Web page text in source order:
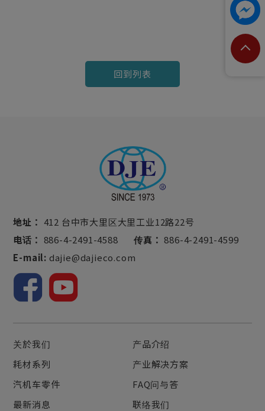
回到列表
地址： 412 台中市大里区大里工业12路22号
电话： 886-4-2491-4588 传真： 886-4-2491-4599
E-mail: dajie@dajieco.com
关於我们
产品介绍
耗材系列
产业解决方案
汽机车零件
FAQ问与答
最新消息
联络我们